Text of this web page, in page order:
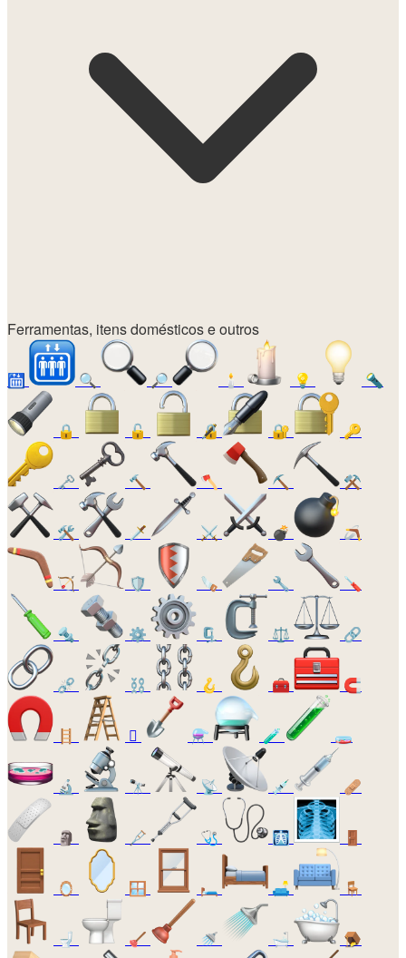
Ferramentas, itens domésticos e outros
🛗 🔍 🔎 🕯️ 💡 🔦
🔒 🔓 🔏 🔐 🔑
🗝️ 🔨 🪓 ⛏️ ⚒️
🛠️ 🗡️ ⚔️ 💣 🪃
🏹 🛡️ 🪚 🔧 🪛
🔩 ⚙️ 🗜️ ⚖️ 🔗
⛓️‍💥 ⛓️ 🪝 🧰 🧲
🪜 🪏 ⚗️ 🧪 🧫
🔬 🔭 📡 💉 🩹
🗿 🩼 🩺 🩻 🚪
🪞 🪟 🛏️ 🛋️ 🪑
🚽 🪠 🚿 🛁 🪤